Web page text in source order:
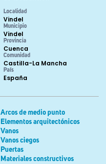
Localidad
Vindel
Municipio
Vindel
Provincia
Cuenca
Comunidad
Castilla-La Mancha
País
España
Arcos de medio punto
Elementos arquitectónicos
Vanos
Vanos ciegos
Puertas
Materiales constructivos